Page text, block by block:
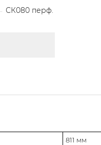
СК080 перф.
811 мм